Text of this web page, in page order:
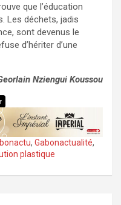
que l’éducation
Les déchets, jadis
sont devenus le
d’hériter d’une
Nziengui Koussou
, Gabonactualité,
plastique